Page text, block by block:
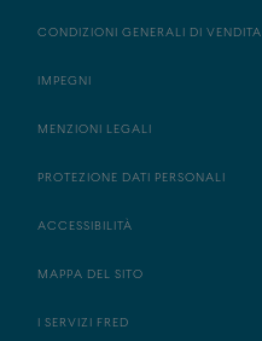
CONDIZIONI GENERALI DI VENDITA
IMPEGNI
MENZIONI LEGALI
PROTEZIONE DATI PERSONALI
ACCESSIBILITÀ
MAPPA DEL SITO
I SERVIZI FRED